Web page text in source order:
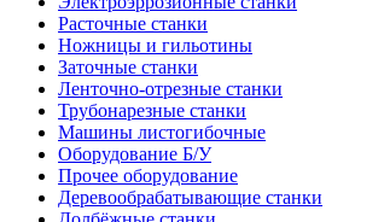
Расточные станки
Ножницы и гильотины
Заточные станки
Ленточно-отрезные станки
Трубонарезные станки
Машины листогибочные
Оборудование Б/У
Прочее оборудование
Деревообрабатывающие станки